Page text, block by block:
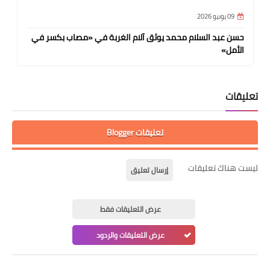
09 يونيو 2026
حسن عبد السلام محمد يوثق آلام الغربة في «مصاب بكسر في
الأمل»
تعليقات
تعليقات Blogger
ليست هناك تعليقات إرسال تعليق
عرض التعليقات فقط
عرض التعليقات والردود